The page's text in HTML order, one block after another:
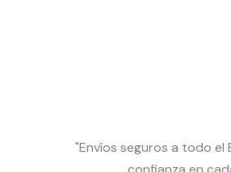
"Envíos seguros a todo el